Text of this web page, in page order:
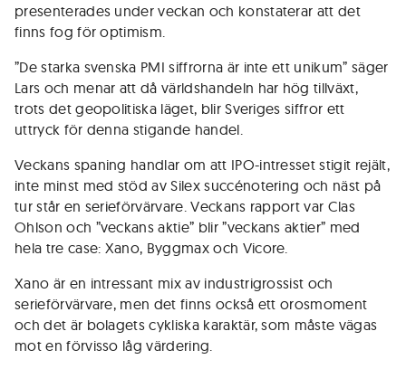
presenterades under veckan och konstaterar att det
finns fog för optimism.
”De starka svenska PMI siffrorna är inte ett unikum” säger
Lars och menar att då världshandeln har hög tillväxt,
trots det geopolitiska läget, blir Sveriges siffror ett
uttryck för denna stigande handel.
Veckans spaning handlar om att IPO-intresset stigit rejält,
inte minst med stöd av Silex succénotering och näst på
tur står en serieförvärvare. Veckans rapport var Clas
Ohlson och ”veckans aktie” blir ”veckans aktier” med
hela tre case: Xano, Byggmax och Vicore.
Xano är en intressant mix av industrigrossist och
serieförvärvare, men det finns också ett orosmoment
och det är bolagets cykliska karaktär, som måste vägas
mot en förvisso låg värdering.